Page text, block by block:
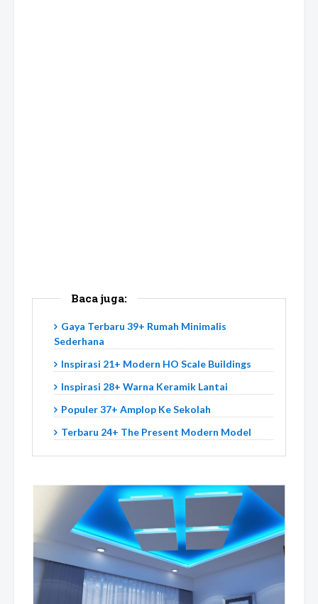
Baca juga:
Gaya Terbaru 39+ Rumah Minimalis
Sederhana
Inspirasi 21+ Modern HO Scale Buildings
Inspirasi 28+ Warna Keramik Lantai
Populer 37+ Amplop Ke Sekolah
Terbaru 24+ The Present Modern Model